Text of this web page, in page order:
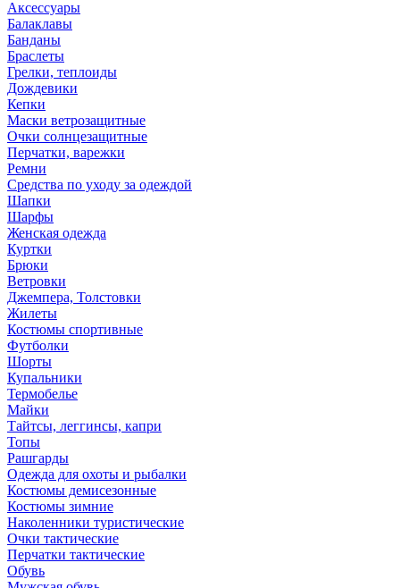
Аксессуары
Балаклавы
Банданы
Браслеты
Грелки, теплоиды
Дождевики
Кепки
Маски ветрозащитные
Очки солнцезащитные
Перчатки, варежки
Ремни
Средства по уходу за одеждой
Шапки
Шарфы
Женская одежда
Куртки
Брюки
Ветровки
Джемпера, Толстовки
Жилеты
Костюмы спортивные
Футболки
Шорты
Купальники
Термобелье
Майки
Тайтсы, леггинсы, капри
Топы
Рашгарды
Одежда для охоты и рыбалки
Костюмы демисезонные
Костюмы зимние
Наколенники туристические
Очки тактические
Перчатки тактические
Обувь